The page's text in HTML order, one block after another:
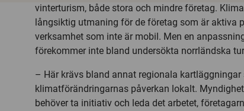
vinterturism, både stora och mindre företag.
långsiktig utmaning för de företag som är aktiva
verksamhet som inte är mobil. Men en
förekommer inte bland undersökta norrländska
– Här krävs bland annat regionala kartläggningar
klimatförändringarnas påverkan lokalt.
behöver ta initiativ och leda det arbetet,